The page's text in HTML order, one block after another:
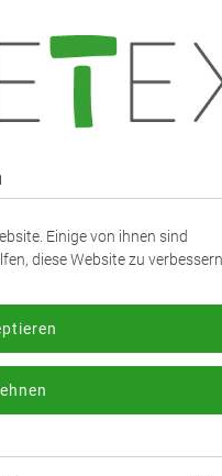
- FARBE
melden Sie sich bitte an
sich bitte neu.
Einige von ihnen sind
diese Website zu